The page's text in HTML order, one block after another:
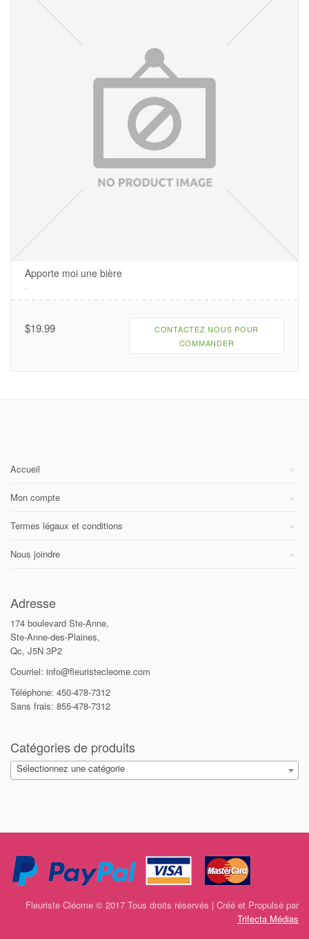
Apporte moi une bière
$19.99
CONTACTEZ NOUS POUR
COMMANDER
Accueil
Mon compte
Termes légaux et conditions
Nous joindre
Adresse
174 boulevard Ste-Anne,
Ste-Anne-des-Plaines,
Qc, J5N 3P2
Courriel: info@fleuristecleome.com
Téléphone: 450-478-7312
Sans frais: 855-478-7312
Catégories de produits
Sélectionnez une catégorie
Fleuriste Cléome © 2017 Tous droits réservés | Créé et Propulsé par
Trifecta Médias